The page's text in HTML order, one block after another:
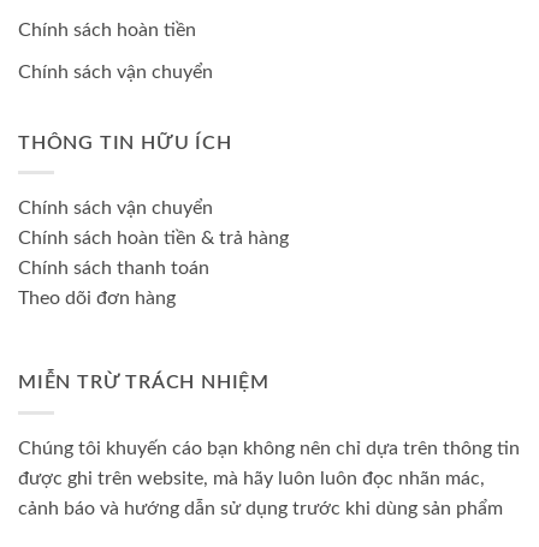
Chính sách hoàn tiền
Chính sách vận chuyển
THÔNG TIN HỮU ÍCH
Chính sách vận chuyển
Chính sách hoàn tiền & trả hàng
Chính sách thanh toán
Theo dõi đơn hàng
MIỄN TRỪ TRÁCH NHIỆM
Chúng tôi khuyến cáo bạn không nên chỉ dựa trên thông tin
được ghi trên website, mà hãy luôn luôn đọc nhãn mác,
cảnh báo và hướng dẫn sử dụng trước khi dùng sản phẩm